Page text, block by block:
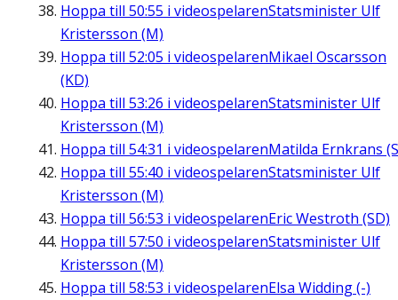
Hoppa till 50:55 i videospelarenStatsminister Ulf
Kristersson (M)
Hoppa till 52:05 i videospelarenMikael Oscarsson
(KD)
Hoppa till 53:26 i videospelarenStatsminister Ulf
Kristersson (M)
Hoppa till 54:31 i videospelarenMatilda Ernkrans
Hoppa till 55:40 i videospelarenStatsminister Ulf
Kristersson (M)
Hoppa till 56:53 i videospelarenEric Westroth (SD)
Hoppa till 57:50 i videospelarenStatsminister Ulf
Kristersson (M)
Hoppa till 58:53 i videospelarenElsa Widding (-)